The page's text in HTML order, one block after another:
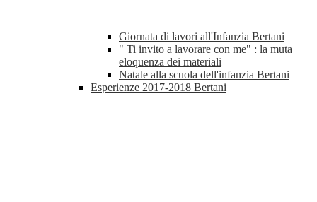
Giornata di lavori all'Infanzia Bertani
" Ti invito a lavorare con me" : la muta
eloquenza dei materiali
Natale alla scuola dell'infanzia Bertani
Esperienze 2017-2018 Bertani